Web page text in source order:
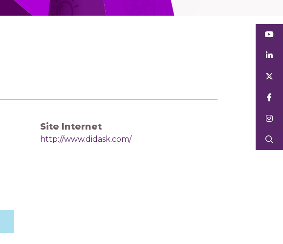
Site Internet
http://www.didask.com/